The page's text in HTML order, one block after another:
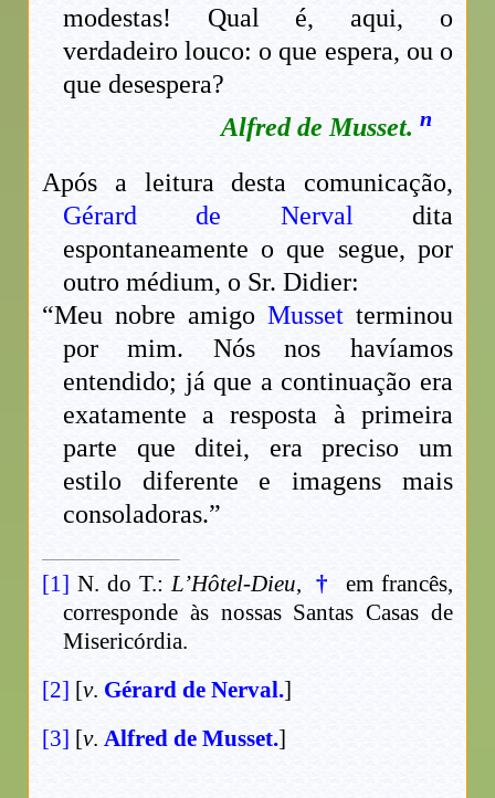
modestas! Qual é, aqui, o
verdadeiro louco: o que espera, ou o
que desespera?
Alfred de Musset. n
Após a leitura desta comunicação,
Gérard de Nerval dita
espontaneamente o que segue, por
outro médium, o Sr. Didier:
“Meu nobre amigo Mussetterminou
por mim. Nós nos havíamos
entendido; já que a continuação era
exatamente a resposta à primeira
parte que ditei, era preciso um
estilo diferente e imagens mais
consoladoras.”
[1] N. do T.: L’Hôtel-Dieu, †
em francês,
corresponde às nossas Santas Casas de
Misericórdia.
[2] [v. Gérard de Nerval.]
[3] [v. Alfred de Musset.]